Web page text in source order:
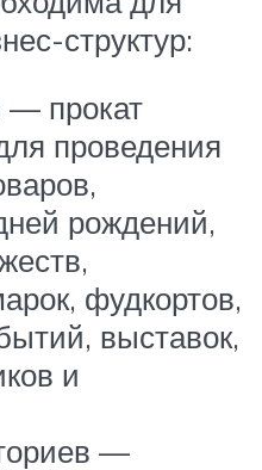
структур:
— прокат
проведения
рождений,
фудкортов,
выставок,
и
—